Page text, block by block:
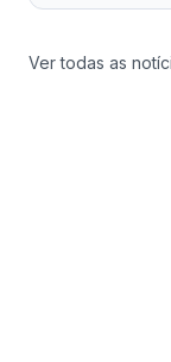
Ver todas as